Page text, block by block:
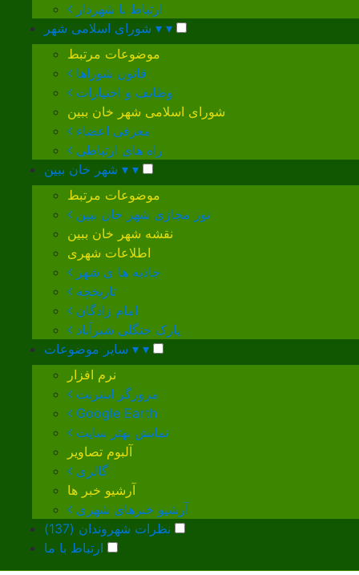
ارتباط با شهردار
▾ ▾
موضوعات مرتبط
قانون شوراها
وظایف و اختیارات
شورای اسلامی شهر خان ببین
معرفی اعضاء
راه های ارتباطی
▾ ▾
موضوعات مرتبط
تور مجازی شهر خان ببین
نقشه شهر خان ببین
اطلاعات شهری
جاذبه ها ی شهر
تاریخچه
امام زادگان
پارک جنگلی شیرآباد
▾ ▾
نرم افزار
مرورگر اینترنت
Google Earth
نمایش بهتر سایت
آلبوم تصاویر
گالری
آرشیو خبر ها
آرشیو خبرهای شهری